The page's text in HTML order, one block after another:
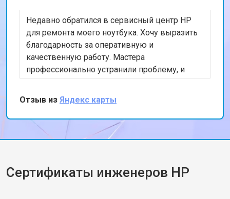
Недавно обратился в сервисный центр HP
для ремонта моего ноутбука. Хочу выразить
благодарность за оперативную и
качественную работу. Мастера
профессионально устранили проблему, и
теперь мой ноутбук работает безупречно.
Особенно порадовало, что ремонт был
выполнен в тот же день. Спасибо за вашу
работу!
Отзыв из Яндекс карты
Сертификаты инженеров HP